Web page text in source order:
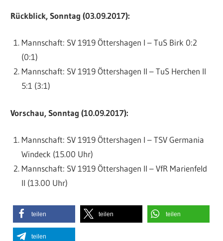
Rückblick, Sonntag (03.09.2017):
Mannschaft: SV 1919 Öttershagen I – TuS Birk 0:2
(0:1)
Mannschaft: SV 1919 Öttershagen II – TuS Herchen II
5:1 (3:1)
Vorschau, Sonntag (10.09.2017):
Mannschaft: SV 1919 Öttershagen I – TSV Germania
Windeck (15.00 Uhr)
Mannschaft: SV 1919 Öttershagen II – VfR Marienfeld
II (13.00 Uhr)
teilen teilen teilen
teilen